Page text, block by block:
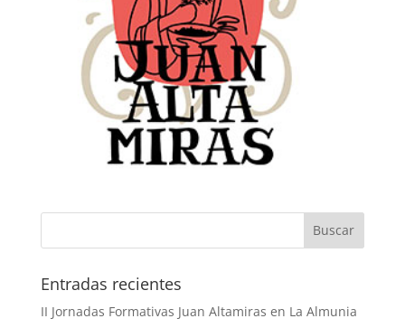
Buscar
Entradas recientes
II Jornadas Formativas Juan Altamiras en La Almunia